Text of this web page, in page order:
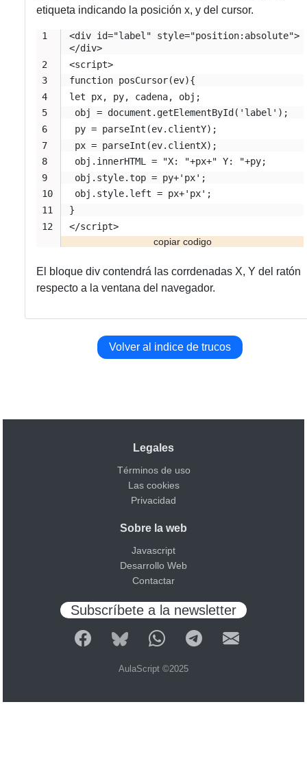
etiqueta indicando la posición x, y del cursor.
<div id="label" style="position:absolute">
</div>
<script>
function posCursor(ev){
let px, py, cadena, obj;
obj = document.getElementById('label');
py = parseInt(ev.clientY);
px = parseInt(ev.clientX);
obj.innerHTML = "X: "+px+" Y: "+py;
obj.style.top = py+'px';
obj.style.left = px+'px';
}
</script>
El bloque div contendrá las corrdenadas X, Y del ratón
respecto a la ventana del navegador.
Volver al indice de trucos
Legales
Términos de uso
Las cookies
Privacidad
Sobre la web
Javascript
Desarrollo Web
Contactar
Subscríbete a la newsletter
AulaScript ©2025